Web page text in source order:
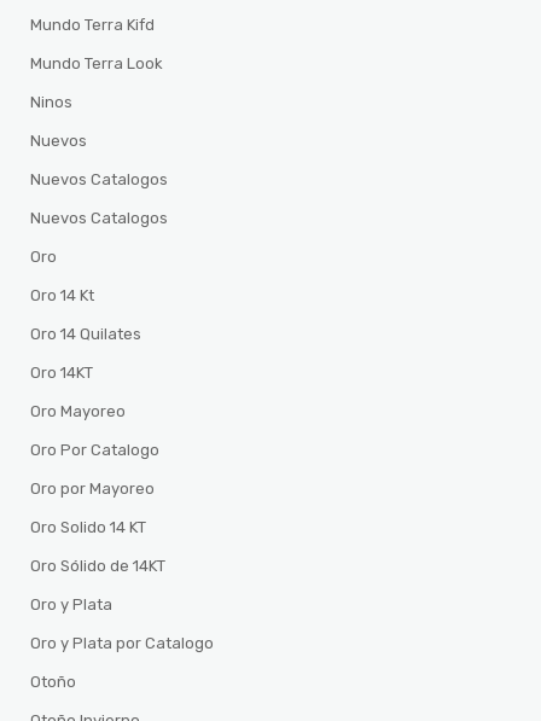
Mundo Terra Kifd
Mundo Terra Look
Ninos
Nuevos
Nuevos Catalogos
Nuevos Catalogos
Oro
Oro 14 Kt
Oro 14 Quilates
Oro 14KT
Oro Mayoreo
Oro Por Catalogo
Oro por Mayoreo
Oro Solido 14 KT
Oro Sólido de 14KT
Oro y Plata
Oro y Plata por Catalogo
Otoño